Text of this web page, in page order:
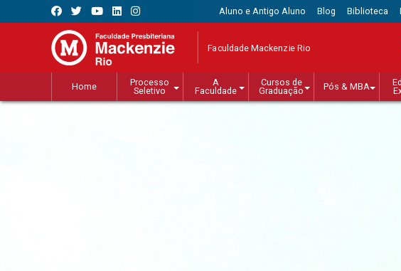
Aluno e Antigo Aluno Blog Biblioteca
Faculdade Mackenzie Rio
Home
Processo
Seletivo
A
Faculdade
Cursos de
Graduação
Pós & MBA